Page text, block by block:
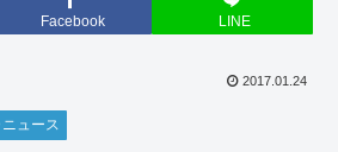
Facebook LINE
2017.01.24
ュース